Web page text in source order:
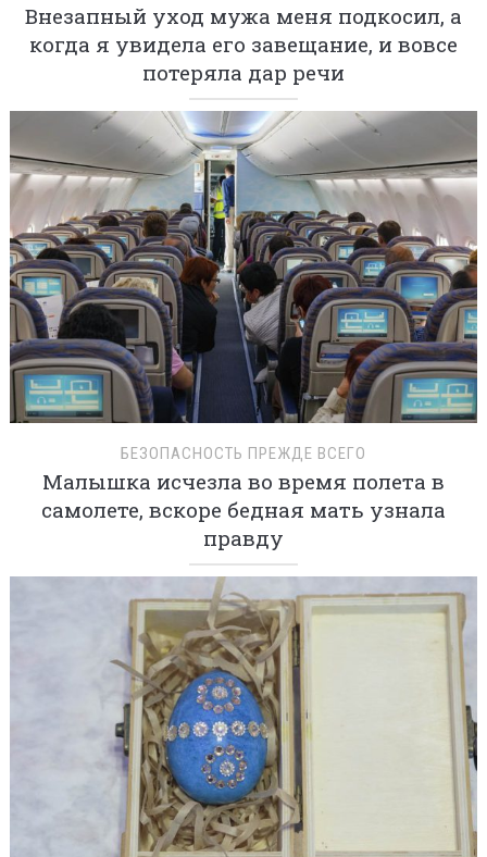
Внезапный уход мужа меня подкосил, а
когда я увидела его завещание, и вовсе
потеряла дар речи
БЕЗОПАСНОСТЬ ПРЕЖДЕ ВСЕГО
Малышка исчезла во время полета в
самолете, вскоре бедная мать узнала
правду